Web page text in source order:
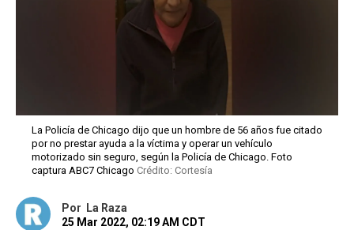
La Policía de Chicago dijo que un hombre de 56 años fue citado
por no prestar ayuda a la víctima y operar un vehículo
motorizado sin seguro, según la Policía de Chicago. Foto
captura ABC7 Chicago Crédito: Cortesía
Por
La Raza
25 Mar 2022, 02:19 AM CDT